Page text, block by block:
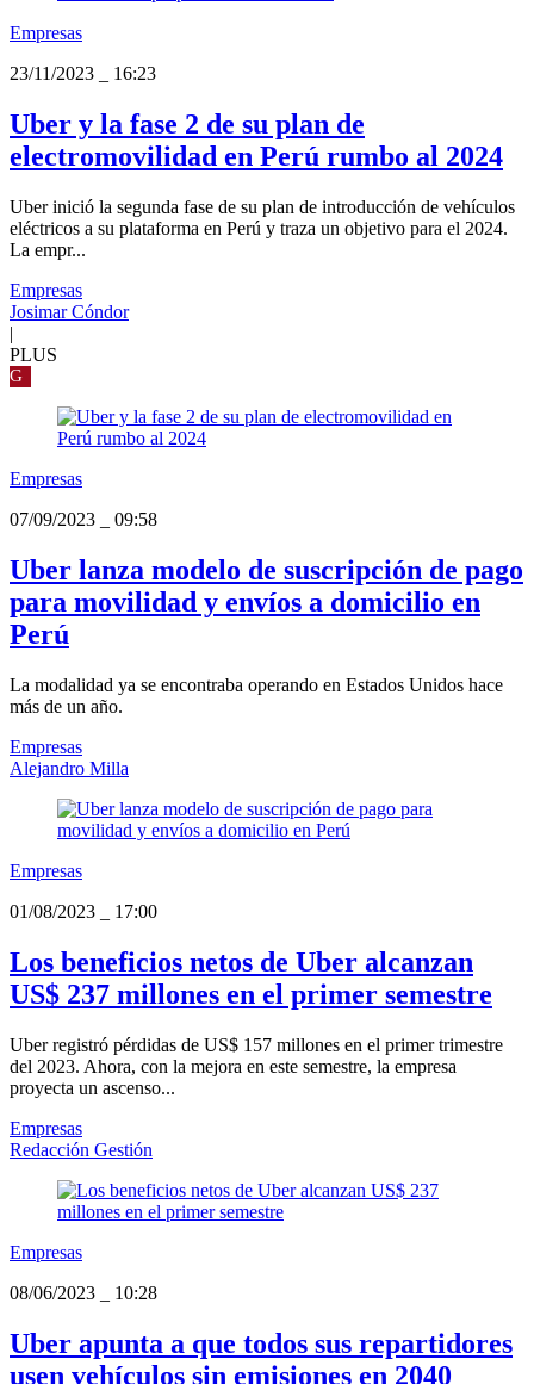
Empresas
23/11/2023
16:23
Uber y la fase 2 de su plan de
electromovilidad en Perú rumbo al 2024
Uber inició la segunda fase de su plan de introducción de vehículos
eléctricos a su plataforma en Perú y traza un objetivo para el 2024.
La empr...
Empresas
Josimar Cóndor
|
PLUS
G
Empresas
07/09/2023
09:58
Uber lanza modelo de suscripción de pago
para movilidad y envíos a domicilio en
Perú
La modalidad ya se encontraba operando en Estados Unidos hace
más de un año.
Empresas
Alejandro Milla
Empresas
01/08/2023
17:00
Los beneficios netos de Uber alcanzan
US$ 237 millones en el primer semestre
Uber registró pérdidas de US$ 157 millones en el primer trimestre
del 2023. Ahora, con la mejora en este semestre, la empresa
proyecta un ascenso...
Empresas
Redacción Gestión
Empresas
08/06/2023
10:28
Uber apunta a que todos sus repartidores
usen vehículos sin emisiones en 2040